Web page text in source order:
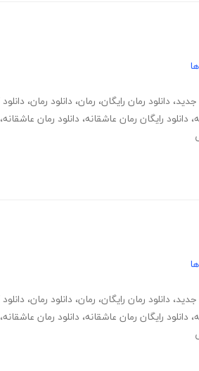
جدید، دانلود رمان رایگان، رمان، دانلود رمان، دانلود pdf رمان
، دانلود رایگان رمان عاشقانه، دانلود رمان عاشقانه،
جدید، دانلود رمان رایگان، رمان، دانلود رمان، دانلود pdf رمان
، دانلود رایگان رمان عاشقانه، دانلود رمان عاشقانه،